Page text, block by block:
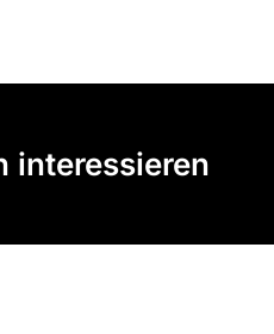
interessieren